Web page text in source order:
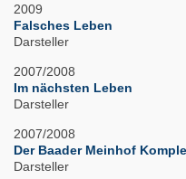
2009
Falsches Leben
Darsteller
2007/2008
Im nächsten Leben
Darsteller
2007/2008
Der Baader Meinhof
Darsteller